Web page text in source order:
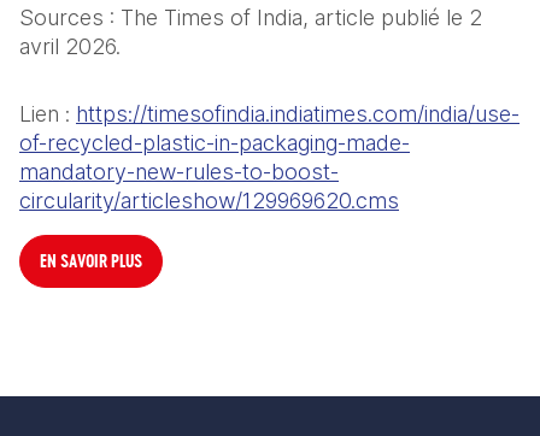
Sources : The Times of India, article publié le 2
avril 2026.
Lien : https://timesofindia.indiatimes.com/india/use-
of-recycled-plastic-in-packaging-made-
mandatory-new-rules-to-boost-
circularity/articleshow/129969620.cms
EN SAVOIR PLUS